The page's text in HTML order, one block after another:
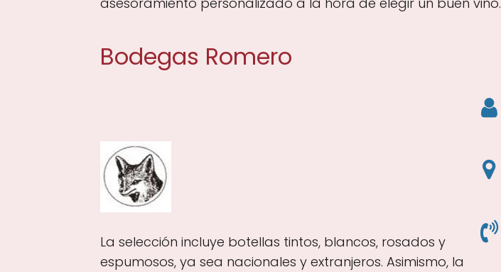
Bodegas Romero
La selección incluye botellas tintos, blancos, rosados y
espumosos, ya sea nacionales y extranjeros. Asimismo, la